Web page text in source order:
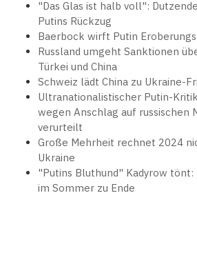
"Das Glas ist halb voll":
Putins Rückzug
Baerbock wirft Putin
Russland umgeht Sanktionen
Türkei und China
Schweiz lädt China zu Ukraine-
Ultranationalistischer Putin-
wegen Anschlag auf russischen
verurteilt
Große Mehrheit rechnet 2024
Ukraine
"Putins Bluthund" Kadyrow tönt:
im Sommer zu Ende